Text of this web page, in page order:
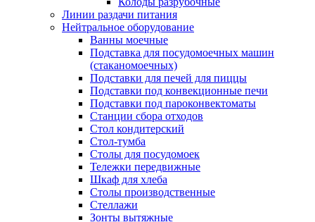
Линии раздачи питания
Нейтральное оборудование
Ванны моечные
Подставка для посудомоечных машин
(стаканомоечных)
Подставки для печей для пиццы
Подставки под конвекционные печи
Подставки под пароконвектоматы
Станции сбора отходов
Стол кондитерский
Стол-тумба
Столы для посудомоек
Тележки передвижные
Шкаф для хлеба
Столы производственные
Стеллажи
Зонты вытяжные